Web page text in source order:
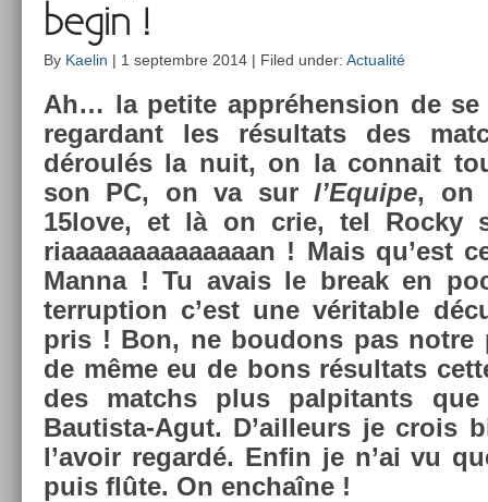
begin !
By Kaelin | 1 septembre 2014 | Filed under: Actualité
Ah… la petite appréhens­ion de
re­gar­dant les résul­tats des
déroulés la nuit, on la con­nait
son PC, on va surl’Equipe, on
15love, et là on crie, tel
riaaaaaaaaaaaaaan ! Mais qu’est
Manna ! Tu avais le break en
terrup­tion c’est une vérit­able
pris ! Bon, ne boudons pas
de même eu de bons résul­tats
des matchs plus pal­pitants
Bautista-Agut. D’ail­leurs je crois
l’avoir re­gardé. Enfin je n’ai vu
puis flûte. On enchaîne !